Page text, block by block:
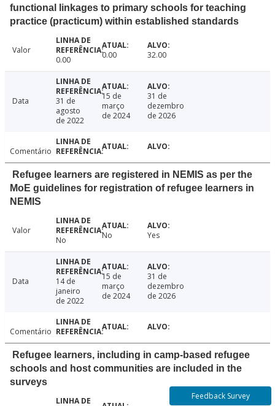
functional linkages to primary schools for teaching
practice (practicum) within established standards
Valor
0.00
0.00 32.00
Data
31 de
agosto
de 2022
15 de
março
de 2024
31 de
dezembro
de 2026
Comentário
Refugee learners are registered in NEMIS as per the
MoE guidelines for registration of refugee learners in
NEMIS
Valor
No
No Yes
Data
14 de
janeiro
de 2022
15 de
março
de 2024
31 de
dezembro
de 2026
Comentário
Refugee learners, including in camp-based refugee
schools and host communities are included in the
surveys
Feedback Survey